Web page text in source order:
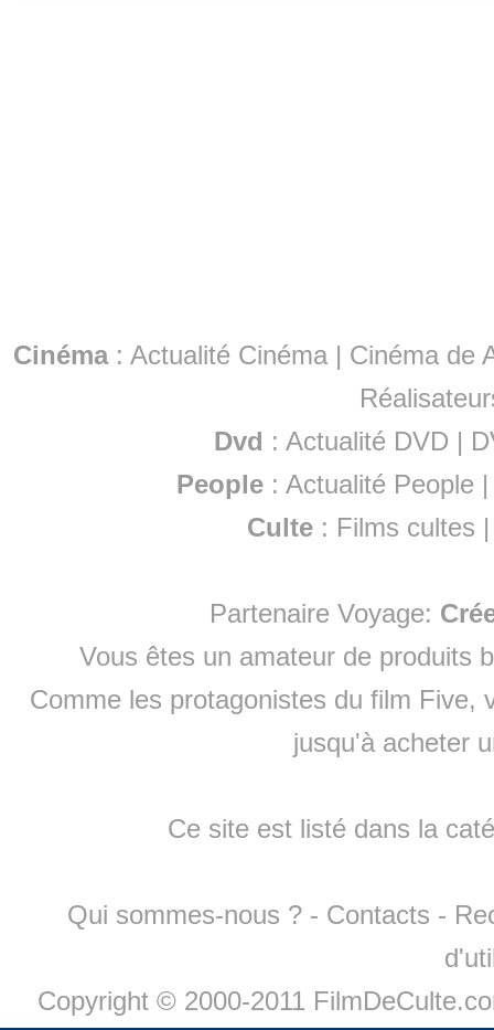
Cinéma: Actualité Cinéma | Cinéma de
Dvd : Actualité DVD |
People :Actualité People
Culte : Films cultes
Partenaire Voyage:
Vous êtes un amateur de produits
Comme les protagonistes du film Five,
jusqu'à acheter
Ce site est listé dans la
Qui sommes-nous ? - Contacts -
Copyright © 2000-2011